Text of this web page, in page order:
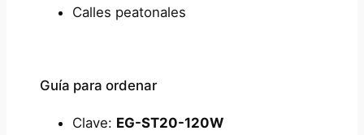
Calles peatonales
Guía para ordenar
Clave: EG-ST20-120W